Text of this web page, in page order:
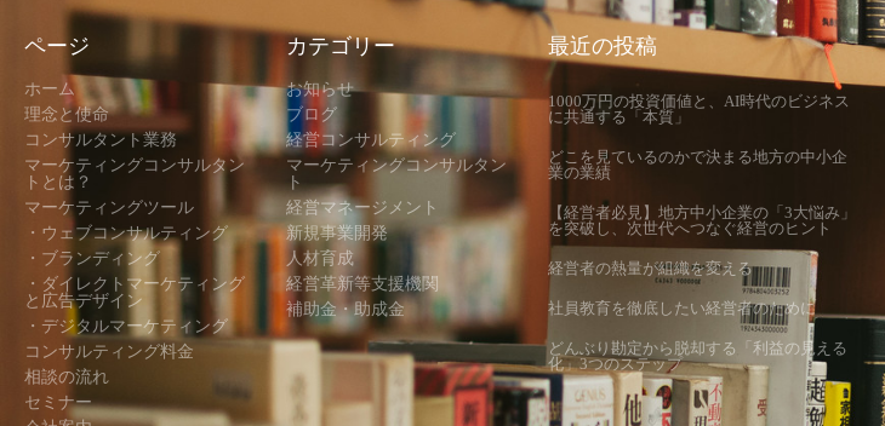
ページ
ホーム
理念と使命
コンサルタント業務
マーケティングコンサルタン
トとは？
マーケティングツール
・ウェブコンサルティング
・ブランディング
・ダイレクトマーケティング
と広告デザイン
・デジタルマーケティング
コンサルティング料金
相談の流れ
セミナー
カテゴリー
お知らせ
ブログ
経営コンサルティング
マーケティングコンサルタン
ト
経営マネージメント
新規事業開発
人材育成
経営革新等支援機関
補助金・助成金
最近の投稿
1000万円の投資価値と、AI時代のビジネス
に共通する「本質」
どこを見ているのかで決まる地方の中小企
業の業績
【経営者必見】地方中小企業の「3大悩み」
を突破し、次世代へつなぐ経営のヒント
経営者の熱量が組織を変える
社員教育を徹底したい経営者のために
どんぶり勘定から脱却する「利益の見える
化」3つのステップ